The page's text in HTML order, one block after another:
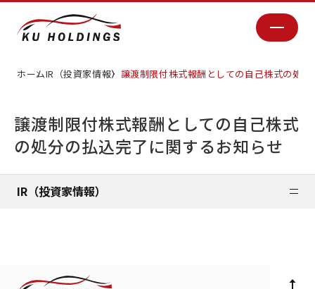
ホームIR（投資家情報） 譲渡制限付株式報酬としての自己株式の処
譲渡制限付株式報酬としての自己株式
の処分の払込完了に関するお知らせ
IR（投資家情報）